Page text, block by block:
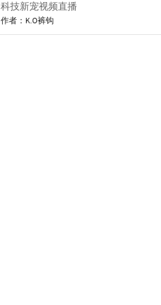
科技新宠视频直播
作者：K.O裤钩